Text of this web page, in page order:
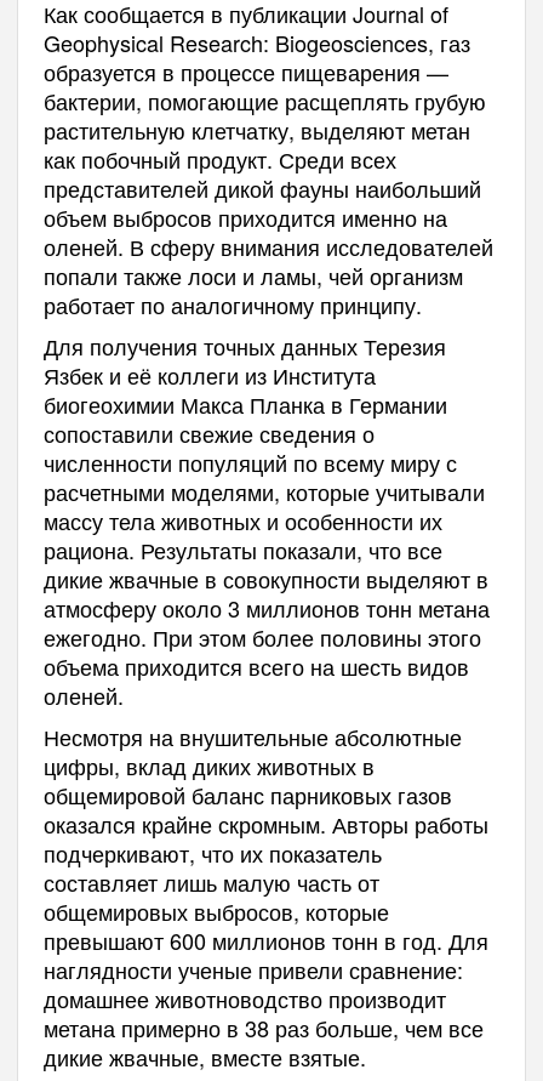
Как сообщается в публикации Journal of
Geophysical Research: Biogeosciences, газ
образуется в процессе пищеварения —
бактерии, помогающие расщеплять грубую
растительную клетчатку, выделяют метан
как побочный продукт. Среди всех
представителей дикой фауны наибольший
объем выбросов приходится именно на
оленей. В сферу внимания исследователей
попали также лоси и ламы, чей организм
работает по аналогичному принципу.
Для получения точных данных Терезия
Язбек и её коллеги из Института
биогеохимии Макса Планка в Германии
сопоставили свежие сведения о
численности популяций по всему миру с
расчетными моделями, которые учитывали
массу тела животных и особенности их
рациона. Результаты показали, что все
дикие жвачные в совокупности выделяют в
атмосферу около 3 миллионов тонн метана
ежегодно. При этом более половины этого
объема приходится всего на шесть видов
оленей.
Несмотря на внушительные абсолютные
цифры, вклад диких животных в
общемировой баланс парниковых газов
оказался крайне скромным. Авторы работы
подчеркивают, что их показатель
составляет лишь малую часть от
общемировых выбросов, которые
превышают 600 миллионов тонн в год. Для
наглядности ученые привели сравнение:
домашнее животноводство производит
метана примерно в 38 раз больше, чем все
дикие жвачные, вместе взятые.